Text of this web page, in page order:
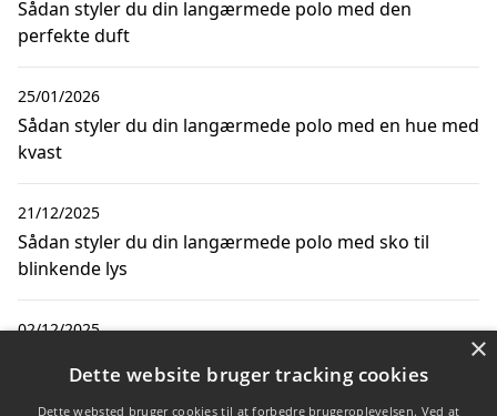
Sådan styler du din langærmede polo med den
perfekte duft
Sådan styler du din langærmede polo med en hue med
kvast
25/01/2026
Sådan styler du din langærmede polo med sko til
blinkende lys
21/12/2025
børn: børnetøj på tilbud
02/12/2025
×
Dette website bruger tracking cookies
Dette websted bruger cookies til at forbedre brugeroplevelsen. Ved at